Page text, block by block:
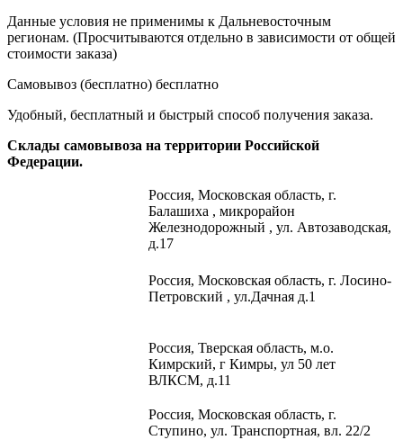
Данные условия не применимы к Дальневосточным
регионам. (Просчитываются отдельно в зависимости от общей
стоимости заказа)
Самовывоз (бесплатно) бесплатно
Удобный, бесплатный и быстрый способ получения заказа.
Склады самовывоза на территории Российской
Федерации.
Россия, Московская область, г.
Балашиха , микрорайон
Железнодорожный , ул. Автозаводская,
д.17
Россия, Московская область, г. Лосино-
Петровский , ул.Дачная д.1
Россия, Тверская область, м.о.
Кимрский, г Кимры, ул 50 лет
ВЛКСМ, д.11
Россия, Московская область, г.
Ступино, ул. Транспортная, вл. 22/2​